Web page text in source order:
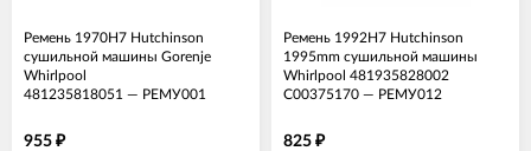
Ремень 1970H7 Hutchinson
сушильной машины Gorenje
Whirlpool
481235818051 — РЕМУ001
955 ₽
Ремень 1992H7 Hutchinson
1995mm сушильной машины
Whirlpool 481935828002
C00375170 — РЕМУ012
825 ₽